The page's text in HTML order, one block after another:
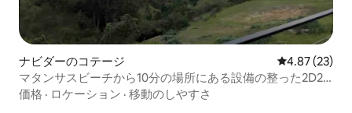
ナビダーのコテージ レビュー23
4.87 (23)
マタンサスビーチから10分の場所にある設備の整った2D2B
の家
価格 · ロケーション · 移動のしやすさ